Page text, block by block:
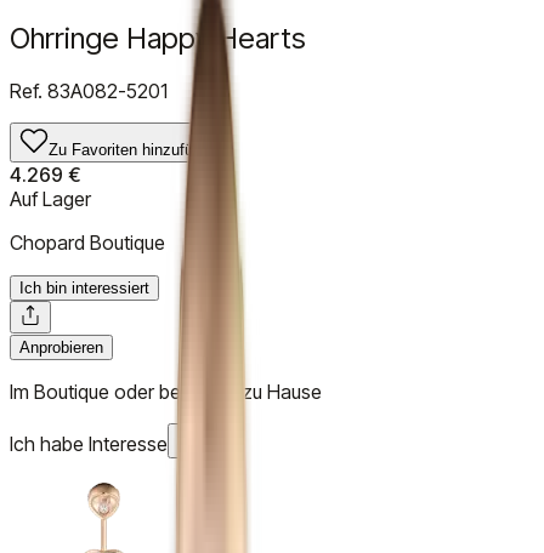
Ohrringe Happy Hearts
Ref. 83A082-5201
Zu Favoriten hinzufügen
4.269 €
Auf Lager
Chopard Boutique
Ich bin interessiert
Anprobieren
Im Boutique oder bei Ihnen zu Hause
Ich habe Interesse